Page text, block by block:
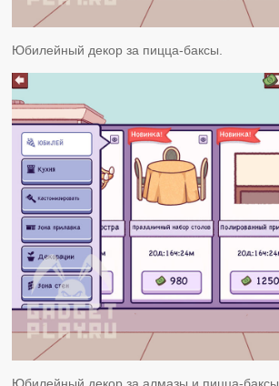
Юбилейный декор за пицца-баксы.
Юбилейный декор за алмазы и пицца-баксы.